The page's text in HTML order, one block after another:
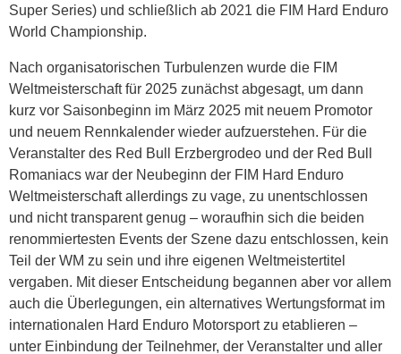
Super Series) und schließlich ab 2021 die FIM Hard Enduro
World Championship.
Nach organisatorischen Turbulenzen wurde die FIM
Weltmeisterschaft für 2025 zunächst abgesagt, um dann
kurz vor Saisonbeginn im März 2025 mit neuem Promotor
und neuem Rennkalender wieder aufzuerstehen. Für die
Veranstalter des Red Bull Erzbergrodeo und der Red Bull
Romaniacs war der Neubeginn der FIM Hard Enduro
Weltmeisterschaft allerdings zu vage, zu unentschlossen
und nicht transparent genug – woraufhin sich die beiden
renommiertesten Events der Szene dazu entschlossen, kein
Teil der WM zu sein und ihre eigenen Weltmeistertitel
vergaben. Mit dieser Entscheidung begannen aber vor allem
auch die Überlegungen, ein alternatives Wertungsformat im
internationalen Hard Enduro Motorsport zu etablieren –
unter Einbindung der Teilnehmer, der Veranstalter und aller